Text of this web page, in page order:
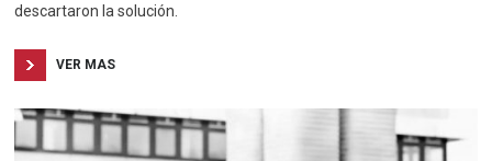
descartaron la solución.
VER MAS